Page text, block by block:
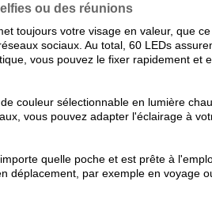
ou des réunions
toujours votre visage en valeur, que ce
sociaux. Au total, 60 LEDs
vous pouvez le fixer rapidement et
couleur sélectionnable en lumière
vous pouvez adapter l'éclairage à
quelle poche et est prête à
déplacement, par exemple en voyage